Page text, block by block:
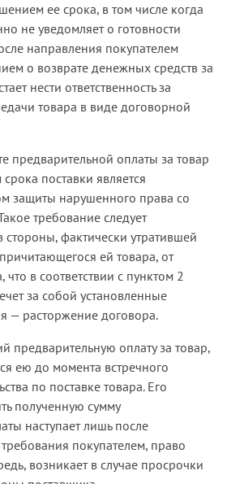
ее срока, в том числе когда
не уведомляет о готовности
направления покупателем
о возврате денежных средств за
нести ответственность за
товара в виде договорной
предварительной оплаты за товар
поставки является
защиты нарушенного права со
требование следует
стороны, фактически утратившей
ей товара, от
в соответствии с пунктом 2
за собой установленные
— расторжение договора.
предварительную оплату за товар,
ею до момента встречного
по поставке товара. Его
полученную сумму
наступает лишь после
покупателем, право
возникает в случае просрочки